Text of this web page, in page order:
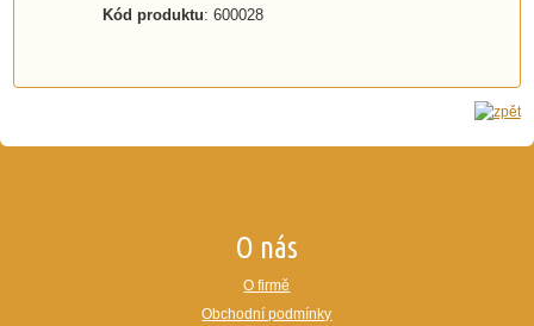
Kód produktu: 600028
O nás
O firmě
Obchodní podmínky